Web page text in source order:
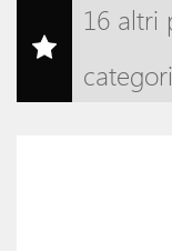
16 altri